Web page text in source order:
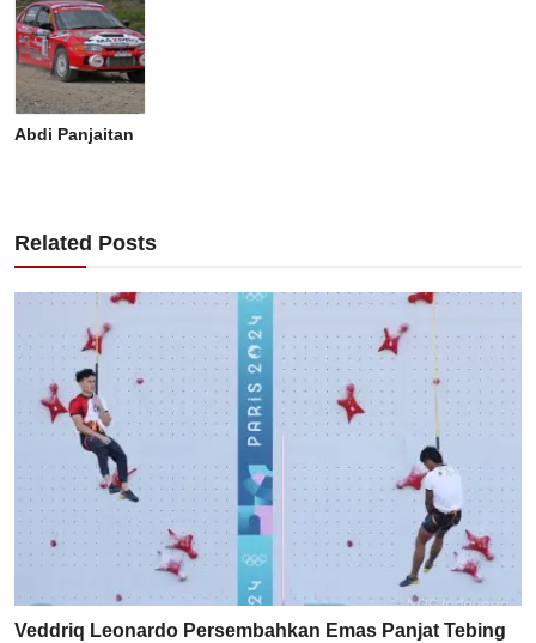
Abdi Panjaitan
Related Posts
Veddriq Leonardo Persembahkan Emas Panjat Tebing